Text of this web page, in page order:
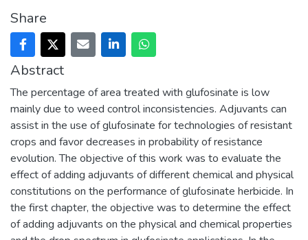
Share
Abstract
The percentage of area treated with glufosinate is low
mainly due to weed control inconsistencies. Adjuvants can
assist in the use of glufosinate for technologies of resistant
crops and favor decreases in probability of resistance
evolution. The objective of this work was to evaluate the
effect of adding adjuvants of different chemical and physical
constitutions on the performance of glufosinate herbicide. In
the first chapter, the objective was to determine the effect
of adding adjuvants on the physical and chemical properties